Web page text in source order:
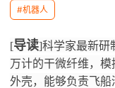
#机器人
[导读]科学家最新研
万计的干微纤维，
外壳，能够负责飞船